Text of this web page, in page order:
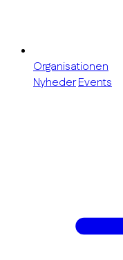
Organisationen
NyhederEvents